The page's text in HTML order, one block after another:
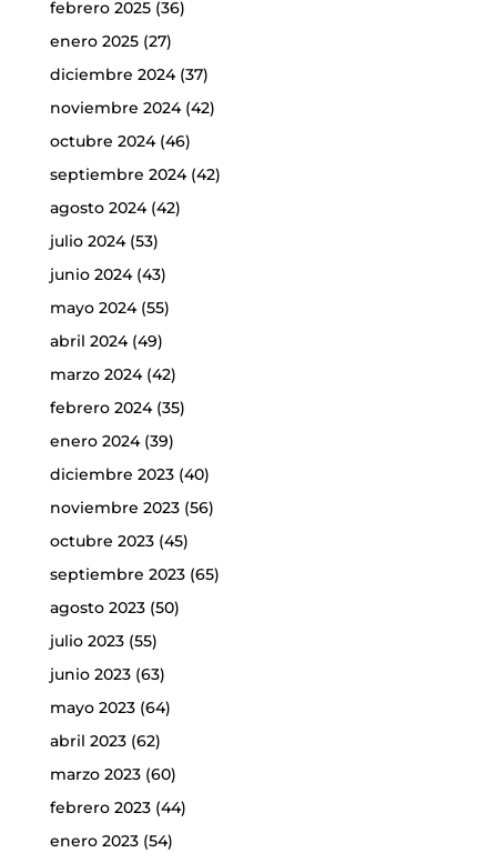
febrero 2025(36)
enero 2025(27)
diciembre 2024(37)
noviembre 2024(42)
octubre 2024(46)
septiembre 2024(42)
agosto 2024(42)
julio 2024(53)
junio 2024(43)
mayo 2024(55)
abril 2024(49)
marzo 2024(42)
febrero 2024(35)
enero 2024(39)
diciembre 2023(40)
noviembre 2023(56)
octubre 2023(45)
septiembre 2023(65)
agosto 2023(50)
julio 2023(55)
junio 2023(63)
mayo 2023(64)
abril 2023(62)
marzo 2023(60)
febrero 2023(44)
enero 2023(54)